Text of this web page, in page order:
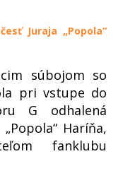
Juraja „Popola“
súbojom so
pri vstupe do
G odhalená
Haríňa,
fanklubu